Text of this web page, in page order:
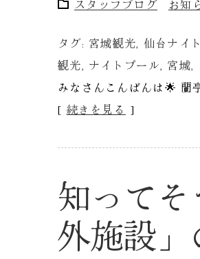
スタッフブログ お知
タグ: 宮城観光, 仙台ナイ
観光, ナイトプール, 宮城,
みなさんこんばんは🌟 蘭
[ 続きを見る ]
知って
外施設